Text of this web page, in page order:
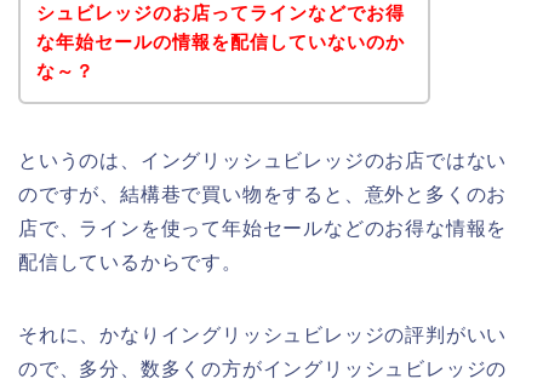
シュビレッジのお店ってラインなどでお得
な年始セールの情報を配信していないのか
な～？
というのは、イングリッシュビレッジのお店ではない
のですが、結構巷で買い物をすると、意外と多くのお
店で、ラインを使って年始セールなどのお得な情報を
配信しているからです。
それに、かなりイングリッシュビレッジの評判がいい
ので、多分、数多くの方がイングリッシュビレッジの